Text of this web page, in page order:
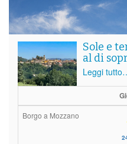
Sole e
al di
Leggi
Borgo a Mozzano